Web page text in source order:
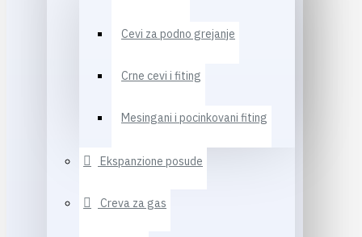
Cevi za podno grejanje
Crne cevi i fiting
Mesingani i pocinkovani fiting
Ekspanzione posude
Creva za gas